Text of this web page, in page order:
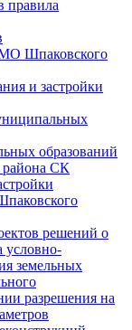
правила
Шпаковского
и застройки
образований
района СК
решений о
условно-
земельных
разрешения на